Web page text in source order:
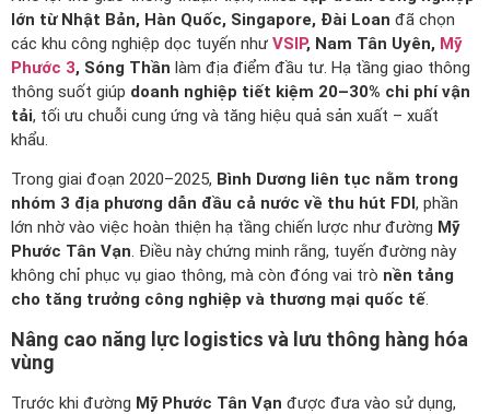
lớn từ Nhật Bản, Hàn Quốc, Singapore, Đài Loan đã chọn
các khu công nghiệp dọc tuyến như VSIP, Nam Tân Uyên, Mỹ
Phước 3, Sóng Thần làm địa điểm đầu tư. Hạ tầng giao thông
thông suốt giúp doanh nghiệp tiết kiệm 20–30% chi phí vận
tải, tối ưu chuỗi cung ứng và tăng hiệu quả sản xuất – xuất
khẩu.
Trong giai đoạn 2020–2025, Bình Dương liên tục nằm trong
nhóm 3 địa phương dẫn đầu cả nước về thu hút FDI , phần
lớn nhờ vào việc hoàn thiện hạ tầng chiến lược như đường Mỹ
Phước Tân Vạn. Điều này chứng minh rằng, tuyến đường này
không chỉ phục vụ giao thông, mà còn đóng vai trò nền tảng
cho tăng trưởng công nghiệp và thương mại quốc tế.
Nâng cao năng lực logistics và lưu thông hàng hóa
vùng
Trước khi đường Mỹ Phước Tân Vạn được đưa vào sử dụng,